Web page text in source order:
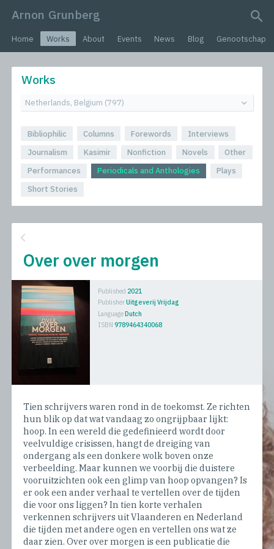
Arnon Grunberg
Home Works About Events News Blog Genootschap
Works
Bibliophilic Columns Forewords
Interviews
Journalism
Kasimir Nonfiction Novels
Other
Performances
Periodicals and Anthologies
Plays
Short Stories
Over over morgen
Published 2021
PublisherUitgeverij Vrijdag
LanguageDutch
ISBN 9789464340068
Tien schrijvers waren rond in de toekomst. Ze richten
hun blik op dat wat vandaag zo ongrijpbaar lijkt:
hoop. In een wereld die gedefinieerd wordt door
veelvuldige crisissen, hangt de dreiging van
ondergang als een donkere wolk boven onze
verbeelding. Maar kunnen we voorbij die duistere
vooruitzichten ook een glimp van hoop opvangen? Is
er ook een ander verhaal te vertellen over de tijden
die voor ons liggen? In tien korte verhalen
verkennen schrijvers uit Vlaanderen en Nederland
die tijden met andere ogen en vertellen ons wat ze
daar zien. Over over morgen is een publicatie die